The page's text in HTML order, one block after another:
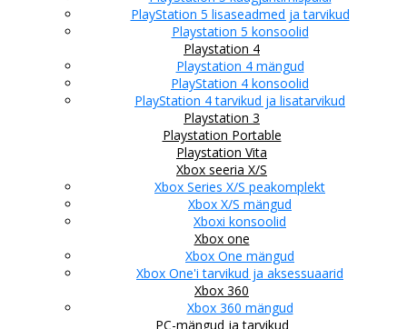
PlayStation 5 lisaseadmed ja tarvikud
Playstation 5 konsoolid
Playstation 4
Playstation 4 mängud
PlayStation 4 konsoolid
PlayStation 4 tarvikud ja lisatarvikud
Playstation 3
Playstation Portable
Playstation Vita
Xbox seeria X/S
Xbox Series X/S peakomplekt
Xbox X/S mängud
Xboxi konsoolid
Xbox one
Xbox One mängud
Xbox One'i tarvikud ja aksessuaarid
Xbox 360
Xbox 360 mängud
PC-mängud ja tarvikud